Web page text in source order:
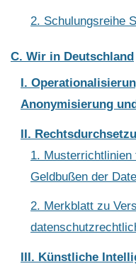
2. Schulungsreihe
C. Wir in Deutschland
I.
Anonymisierung
II.
1. Musterrichtlinien
Geldbußen der
2. Merkblatt zu
III. Künstliche